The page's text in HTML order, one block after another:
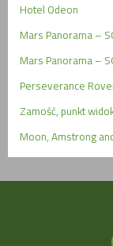
Hotel Odeon
Mars Panorama –
Mars Panorama –
Perseverance
Zamość, punkt
Moon, Amstrong